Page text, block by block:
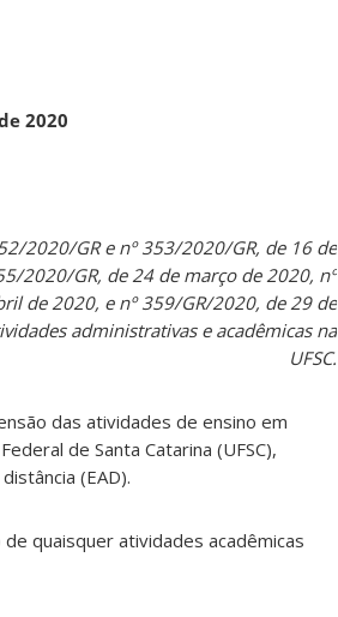
2020
2020/GR e nº 353/2020/GR, de 16 de
2020/GR, de 24 de março de 2020, nº
de 2020, e nº 359/GR/2020, de 29 de
administrativas e acadêmicas na
UFSC.
das atividades de ensino em
de Santa Catarina (UFSC),
(EAD).
quaisquer atividades acadêmicas